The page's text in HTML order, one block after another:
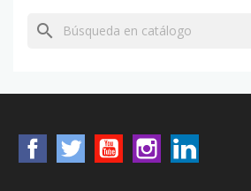
search
FacebookTwitter YouTubeInstagram